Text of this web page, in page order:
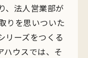
、法人営業部が
りを思いついた
リーズをつくる
ハウスでは、そ